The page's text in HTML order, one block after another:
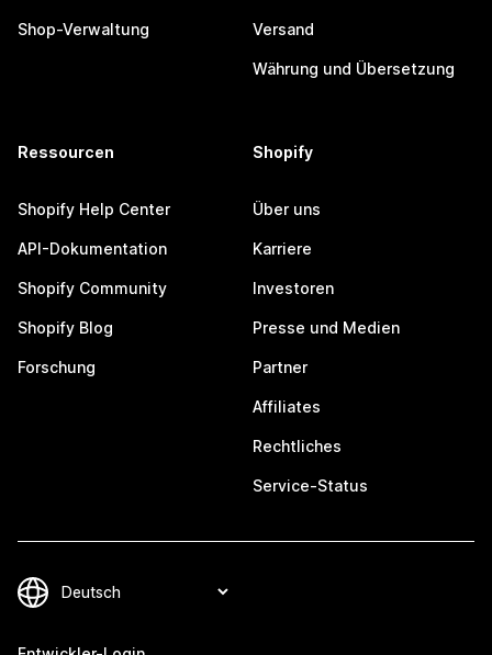
Shop-Verwaltung Versand
Währung und Übersetzung
Ressourcen
Shopify Help Center
API-Dokumentation
Shopify Community
Shopify Blog
Forschung
Shopify
Über uns
Karriere
Investoren
Presse und Medien
Partner
Affiliates
Rechtliches
Service-Status